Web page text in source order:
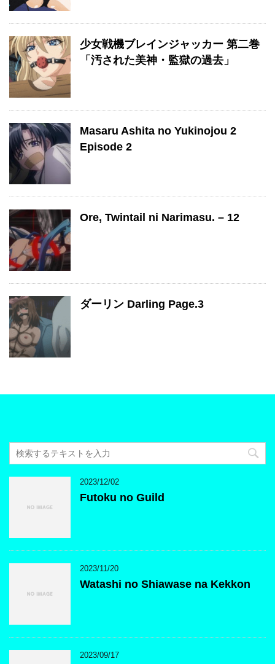
少女戦機ブレインジャッカー 第二巻
「汚された美神・監獄の過去」
Masaru Ashita no Yukinojou 2
Episode 2
Ore, Twintail ni Narimasu. – 12
ダーリン Darling Page.3
2023/12/02
Futoku no Guild
2023/11/20
Watashi no Shiawase na Kekkon
2023/09/17